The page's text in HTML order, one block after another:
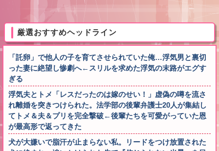
厳選おすすめヘッドライン
「託卵」で他人の子を育てさせられていた俺…浮気男と裏切
った妻に絶望し惨劇へ←スリルを求めた浮気の末路がエグす
ぎる
浮気夫とトメ「レスだったのは嫁のせい！」虚偽の噂を流さ
れ離婚を突きつけられた。法学部の後輩弁護士20人が集結し
てトメ＆夫＆プリを完全撃破←後輩たちを可愛がっていた恩
が最高形で返ってきた
犬が大嫌いで脂汗が止まらない私。リードをつけ放置された